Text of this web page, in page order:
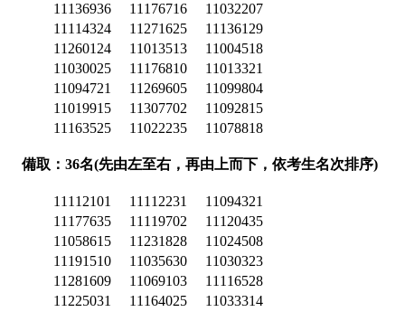
11136936
11176716
11032207
11114324
11271625
11136129
11260124
11013513
11004518
11030025
11176810
11013321
11094721
11269605
11099804
11019915
11307702
11092815
11163525
11022235 11078818
備取：36名(先由左至右，再由上而下，依考生名次排序)
11112101 11112231
11094321
11177635
11119702
11120435
11058615
11231828
11024508
11191510
11035630
11030323
11281609
11069103
11116528
11225031
11164025
11033314